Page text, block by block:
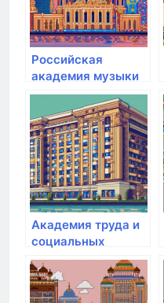
Российская
академия музыки
им. Гнесиных
Академия труда и
социальных
отношений